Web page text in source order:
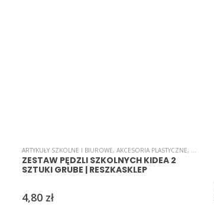
ARTYKUŁY SZKOLNE I BIUROWE, AKCESORIA PLASTYCZNE,
ZESTAW PĘDZLI SZKOLNYCH KIDEA 2
SZTUKI GRUBE | RESZKASKLEP
4,80 zł